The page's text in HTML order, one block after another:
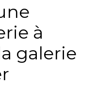
à
galerie